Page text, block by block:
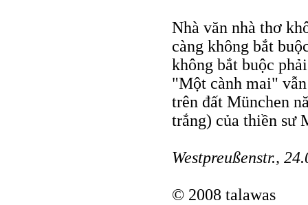
Nhà văn nhà thơ
càng không bắt
không bắt buộc
"Một cành mai"
trên đất München
trắng) của thiền sư
Westpreußenstr.,
© 2008 talawas